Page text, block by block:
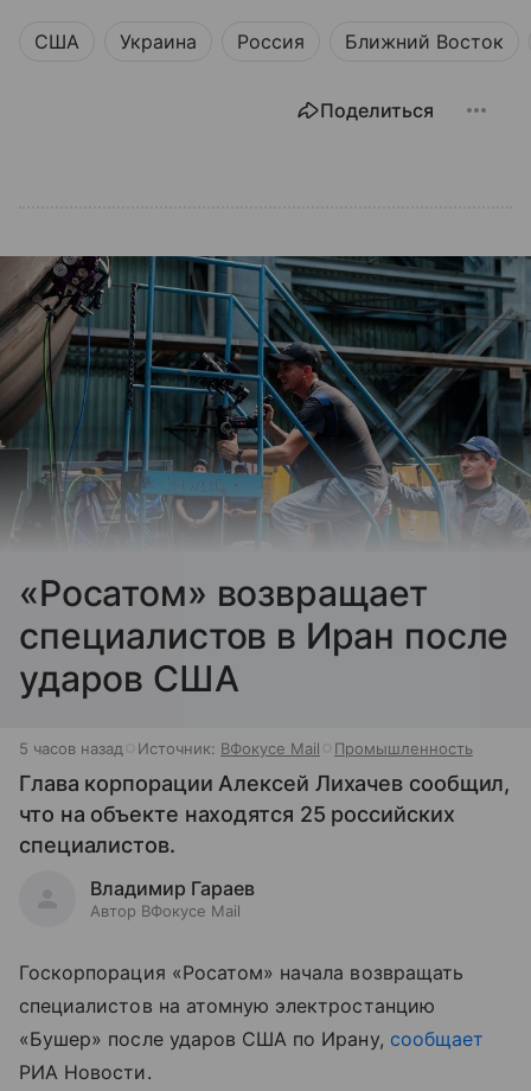
США Украина Россия Ближний Восток
Поделиться
«Росатом» возвращает
специалистов в Иран после
ударов США
5 часов назад Источник: ВФокусе Mail Промышленность
Глава корпорации Алексей Лихачев сообщил,
что на объекте находятся 25 российских
специалистов.
Владимир Гараев
Автор ВФокусе Mail
Госкорпорация «Росатом» начала возвращать
специалистов на атомную электростанцию
«Бушер» после ударов США по Ирану, сообщает
РИА Новости.